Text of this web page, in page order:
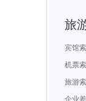
旅
宾馆
机票
旅游
企业